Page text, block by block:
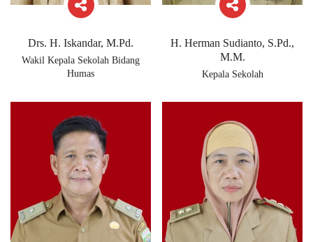
Drs. H. Iskandar, M.Pd.
Wakil Kepala Sekolah Bidang
Humas
H. Herman Sudianto, S.Pd.,
M.M.
Kepala Sekolah